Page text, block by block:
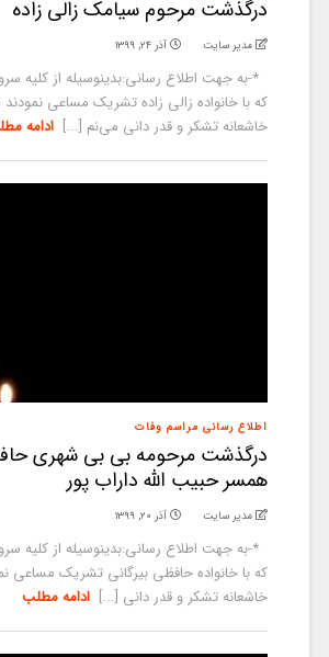
درگذشت مرحوم سیامک زالی زاده
مدیر سایت آذر ۲۴, ۱۳۹۹
*-به جهت اطلاع رسانی:بدینوسیله از کلیه
که با خانواده زالی زاده تشریک مساعی نمودند
خاشعانه تشکر و قدر دانی می‌نم [...] ادامه
اطلاع رسانی مراسم وفات
درگذشت مرحومه بی بی شهری
همسر حبیب الله داراب پور
مدیر سایت آذر ۲۰, ۱۳۹۹
*-به جهت اطلاع رسانی:بدینوسیله از کلیه
که با خانواده حافظی بیرگانی تشریک مساعی
خاشعانه تشکر و قدر دانی [...] ادامه مطلب